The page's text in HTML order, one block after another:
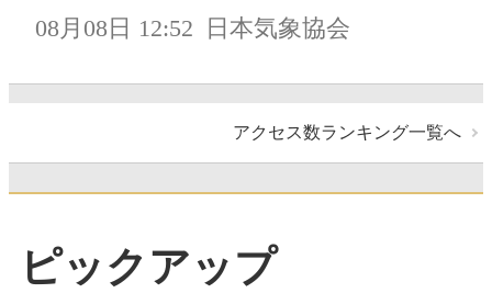
08月08日 12:52 日本気象協会
アクセス数ランキング一覧へ
ピックアップ